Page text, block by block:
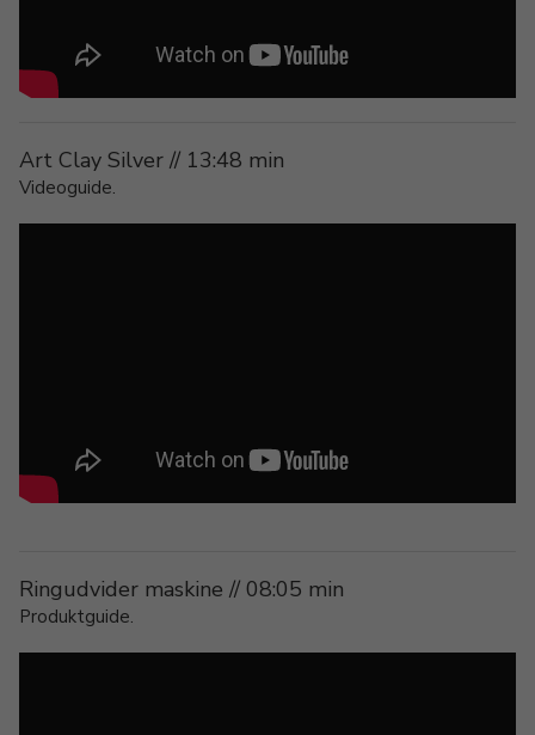
Art Clay Silver // 13:48 min
Videoguide.
Ringudvider maskine // 08:05 min
Produktguide.